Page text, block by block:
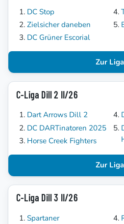
DC Stop
Zielsicher daneben
DC Grüner Escorial
Zur Liga
C-Liga Dill 2 II/26
Dart Arrows Dill 2
DC DARTinatoren 2025
Horse Creek Fighters
Zur Liga
C-Liga Dill 3 II/26
Spartaner